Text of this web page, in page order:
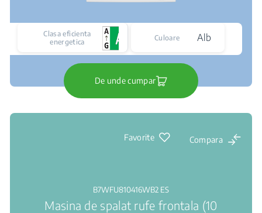
Clasa eficienta
energetica
Culoare Alb
De unde cumpar
Favorite Compara
B7WFU810416WB2 ES
Masina de spalat rufe frontala (10